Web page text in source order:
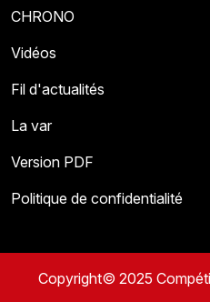
CHRONO
Vidéos
Fil d'actualités
La var
Version PDF
Politique de confidentialité
Copyright© 2025